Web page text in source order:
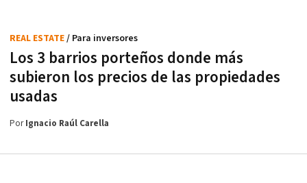
Los 3 barrios porteños donde más
subieron los precios de las propiedades
usadas
REAL ESTATE/ Para inversores
PorIgnacio Raúl Carella